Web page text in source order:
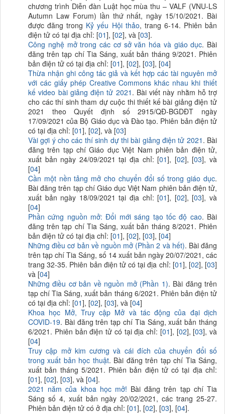
chương trình Diễn đàn Luật học mùa thu – VALF (VNU-LS
Autumn Law Forum) lần thứ nhất, ngày 15/10/2021. Bài
được đăng trong Kỷ yếu Hội thảo, trang 6-14. Phiên bản
điện tử có tại địa chỉ: [01], [02], và [03].
Công nghệ mở trong các cơ sở văn hóa và giáo dục. Bài
đăng trên tạp chí Tia Sáng, xuất bản tháng 9/2021. Phiên
bản điện tử có tại địa chỉ: [01], [02], [03], [04]
Thừa nhận ghi công tác giả và kết hợp các tài nguyên mở
với các giấy phép Creative Commons khác nhau khi thiết
kế video bài giảng điện tử 2021 . Bài viết này nhằm hỗ trợ
cho các thí sinh tham dự cuộc thi thiết kế bài giảng điện tử
2021 theo Quyết định số 2915/QĐ-BGDĐT ngày
17/09/2021 của Bộ Giáo dục và Đào tạo. Phiên bản điện tử
có tại địa chỉ: [01], [02], và [03]
Vài gợi ý cho các thí sinh dự thi bài giảng điện tử 2021 . Bài
đăng trên tạp chí Giáo dục Việt Nam phiên bản điện tử,
xuất bản ngày 24/09/2021 tại địa chỉ: [01], [02], [03], và
[04]
Cần một nền tảng mở cho chuyển đổi số trong giáo dục.
Bài đăng trên tạp chí Giáo dục Việt Nam phiên bản điện tử,
xuất bản ngày 18/09/2021 tại địa chỉ: [01], [02], [03], và
[04]
Phần cứng nguồn mở: Đổi mới sáng tạo tốc độ cao. Bài
đăng trên tạp chí Tia Sáng, xuất bản tháng 8/2021. Phiên
bản điện tử có tại địa chỉ: [01], [02], [03], [04]
Những điều cơ bản về nguồn mở (Phần 2 và hết). Bài đăng
trên tạp chí Tia Sáng, số 14 xuất bản ngày 20/07/2021, các
trang 32-35. Phiên bản điện tử có tại địa chỉ: [01], [02], [03]
và [04]
Những điều cơ bản về nguồn mở (Phần 1). Bài đăng trên
tạp chí Tia Sáng, xuất bản tháng 6/2021. Phiên bản điện tử
có tại địa chỉ: [01], [02], [03], và [04]
Khoa học Mở, Truy cập Mở và tác động của đại dịch
COVID-19. Bài đăng trên tạp chí Tia Sáng, xuất bản tháng
6/2021. Phiên bản điện tử có tại địa chỉ: [01], [02], [03], và
[04]
Truy cập mở kim cương và cái đích của chuyển đổi số
trong xuất bản học thuật. Bài đăng trên tạp chí Tia Sáng,
xuất bản tháng 5/2021. Phiên bản điện tử có tại địa chỉ:
[01], [02], [03], và [04].
2021 năm của khoa học mở! Bài đăng trên tạp chí Tia
Sáng số 4, xuất bản ngày 20/02/2021, các trang 25-27.
Phiên bản điện tử có ở địa chỉ: [01], [02], [03], [04].